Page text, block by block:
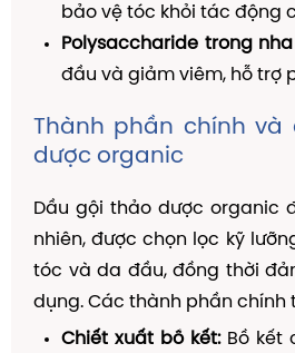
bảo vệ tóc khỏi tác động
Polysaccharide trong
đầu và giảm viêm, hỗ trợ
Thành phần chính
dược organic
Dầu gội thảo dược organic
nhiên, được chọn lọc kỹ
tóc và da đầu, đồng thời
dụng. Các thành phần chính
Chiết xuất bồ kết:Bồ kết